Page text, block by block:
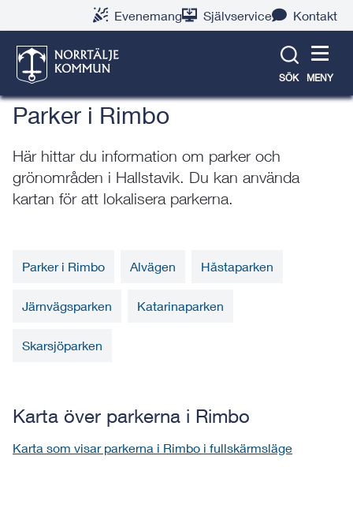
Evenemang Självservice Kontakt
SÖK MENY
Trafik, gator och parker
Parker i Rimbo
Här hittar du information om parker och
grönområden i Hallstavik. Du kan använda
kartan för att lokalisera parkerna.
Parker i Rimbo Alvägen Håstaparken
Järnvägsparken Katarinaparken
Skarsjöparken
Karta över parkerna i Rimbo
Karta som visar parkerna i Rimbo i fullskärmsläge